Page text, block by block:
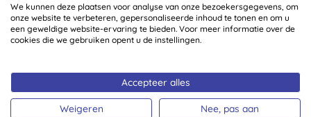
Beauty Kitchen
Abessijnse
Dr. Bronner's Cherry
Blossom Vloeibare
We kunnen deze plaatsen voor analyse van onze bezoekersgegevens, om
onze website te verbeteren, gepersonaliseerde inhoud te tonen en om u
een geweldige website-ervaring te bieden. Voor meer informatie over de
cookies die we gebruiken opent u de instellingen.
Accepteer alles
Weigeren Nee, pas aan